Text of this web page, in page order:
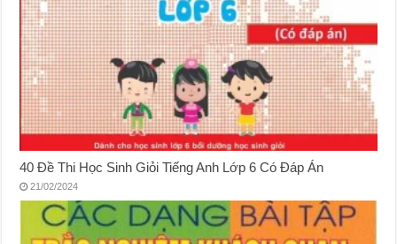
40 Đề Thi Học Sinh Giỏi Tiếng Anh Lớp 6 Có Đáp Án
21/02/2024